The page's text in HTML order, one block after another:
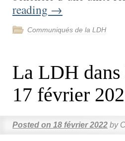
reading →
Communiqués de la LDH
La LDH dans
17 février
Posted on 18 février 2022 by